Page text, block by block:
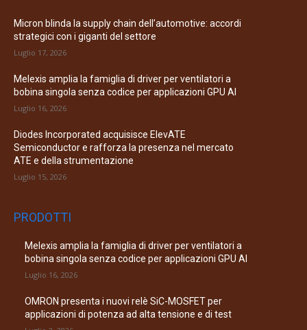
Micron blinda la supply chain dell’automotive: accordi
strategici con i giganti del settore
Luglio 17, 2026
Melexis amplia la famiglia di driver per ventilatori a
bobina singola senza codice per applicazioni GPU AI
Luglio 16, 2026
Diodes Incorporated acquisisce ElevATE
Semiconductor e rafforza la presenza nel mercato
ATE e della strumentazione
Luglio 15, 2026
PRODOTTI
Melexis amplia la famiglia di driver per ventilatori a
bobina singola senza codice per applicazioni GPU AI
Luglio 16, 2026
OMRON presenta i nuovi relè SiC-MOSFET per
applicazioni di potenza ad alta tensione e di test